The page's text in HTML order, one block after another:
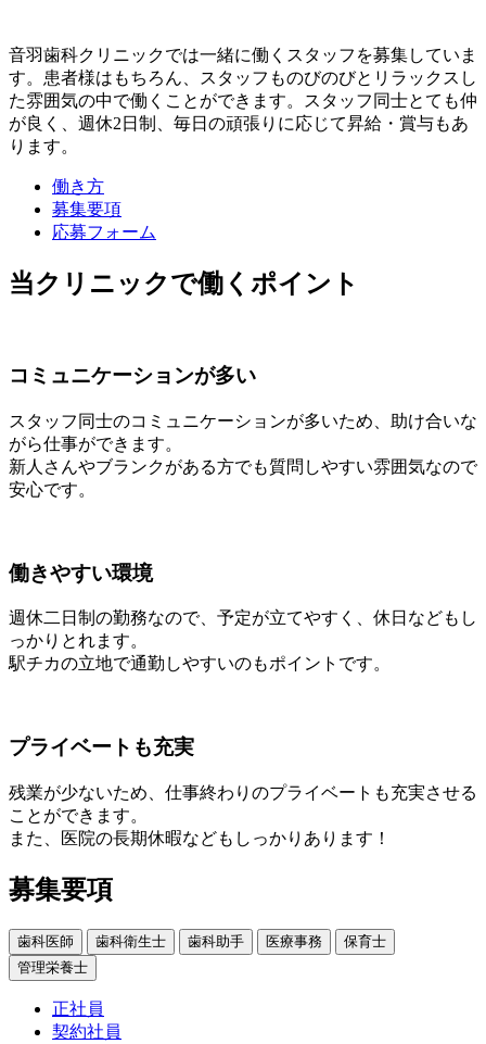
音羽歯科クリニックでは一緒に働くスタッフを募集していま
す。患者様はもちろん、スタッフものびのびとリラックスし
た雰囲気の中で働くことができます。スタッフ同士とても仲
が良く、週休2日制、毎日の頑張りに応じて昇給・賞与もあ
ります。
働き方
募集要項
応募フォーム
当クリニックで働くポイント
コミュニケーションが多い
スタッフ同士のコミュニケーションが多いため、助け合いな
がら仕事ができます。
新人さんやブランクがある方でも質問しやすい雰囲気なので
安心です。
働きやすい環境
週休二日制の勤務なので、予定が立てやすく、休日などもし
っかりとれます。
駅チカの立地で通勤しやすいのもポイントです。
プライベートも充実
残業が少ないため、仕事終わりのプライベートも充実させる
ことができます。
また、医院の長期休暇などもしっかりあります！
募集要項
歯科医師 歯科衛生士 歯科助手 医療事務
保育士
管理栄養士
正社員
契約社員